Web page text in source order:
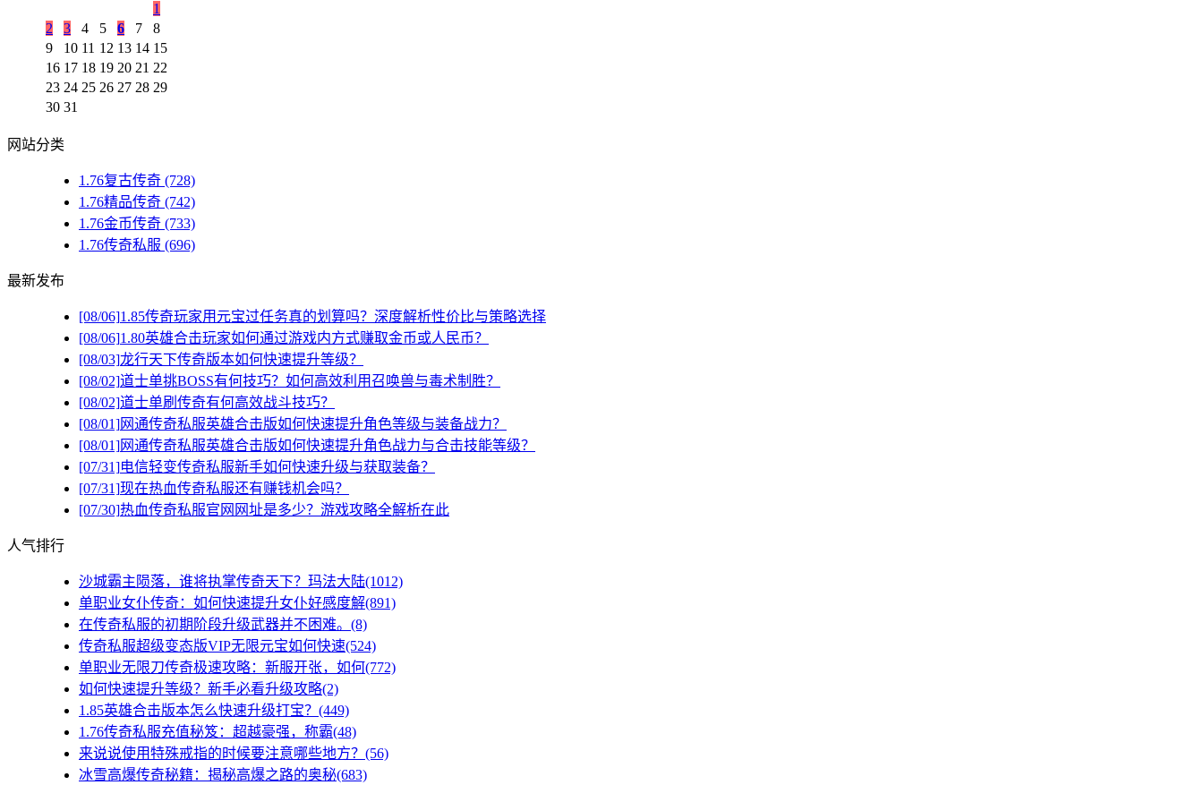
1
2
3 4 5 6 7
8
9
10 11 12 13 14 15
16 17 18 19 20 21 22
23 24 25 26 27 28 29
30 31
网站分类
1.76复古传奇 (728)
1.76精品传奇 (742)
1.76金币传奇 (733)
1.76传奇私服 (696)
最新发布
[08/06]1.85传奇玩家用元宝过任务真的划算吗？深度解析性价比与策略选择
[08/06]1.80英雄合击玩家如何通过游戏内方式赚取金币或人民币？
[08/03]龙行天下传奇版本如何快速提升等级？
[08/02]道士单挑BOSS有何技巧？如何高效利用召唤兽与毒术制胜？
[08/02]道士单刷传奇有何高效战斗技巧？
[08/01]网通传奇私服英雄合击版如何快速提升角色等级与装备战力？
[08/01]网通传奇私服英雄合击版如何快速提升角色战力与合击技能等级？
[07/31]电信轻变传奇私服新手如何快速升级与获取装备？
[07/31]现在热血传奇私服还有赚钱机会吗？
[07/30]热血传奇私服官网网址是多少？游戏攻略全解析在此
人气排行
沙城霸主陨落，谁将执掌传奇天下？玛法大陆(1012)
单职业女仆传奇：如何快速提升女仆好感度解(891)
在传奇私服的初期阶段升级武器并不困难。(8)
传奇私服超级变态版VIP无限元宝如何快速(524)
单职业无限刀传奇极速攻略：新服开张，如何(772)
如何快速提升等级？新手必看升级攻略(2)
1.85英雄合击版本怎么快速升级打宝？(449)
1.76传奇私服充值秘笈：超越豪强，称霸(48)
来说说使用特殊戒指的时候要注意哪些地方？(56)
冰雪高爆传奇秘籍：揭秘高爆之路的奥秘(683)